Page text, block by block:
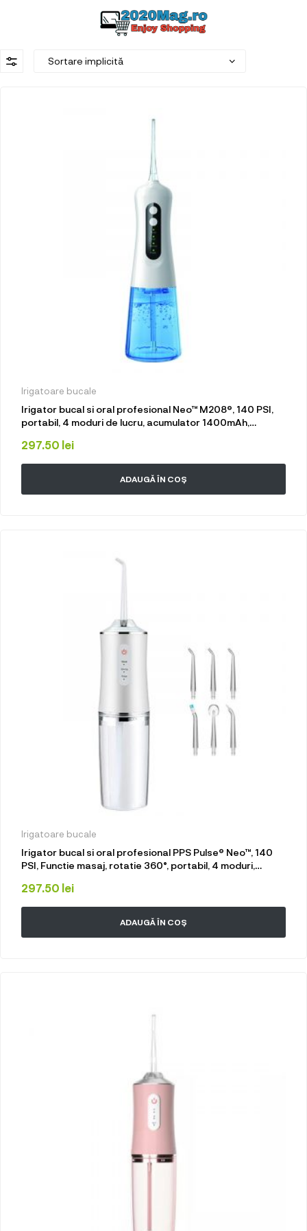
Irigatoare bucale
Irigator bucal si oral profesional Neo™ M208®, 140 PSI,
portabil, 4 moduri de lucru, acumulator 1400mAh,
297.50 lei
ADAUGĂ ÎN COȘ
Irigatoare bucale
Irigator bucal si oral profesional PPS Pulse® Neo™, 140
PSI, Functie masaj, rotatie 360°, portabil, 4 moduri,
297.50 lei
ADAUGĂ ÎN COȘ